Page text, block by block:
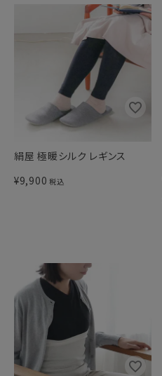
絹屋 極暖シルク レギンス
¥9,900 税込